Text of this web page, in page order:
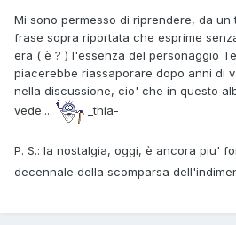
Mi sono permesso di riprendere, da
frase sopra riportata che esprime
era ( è ? ) l'essenza del personaggio
piacerebbe riassaporare dopo anni di
nella discussione, cio' che in questo
vede....
_thia-
P. S.: la nostalgia, oggi, è ancora piu'
decennale della scomparsa